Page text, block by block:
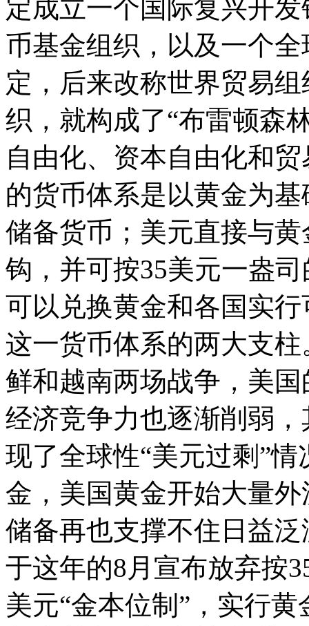
定成立一个国际复兴开
币基金组织，以及一个
定，后来改称世界贸易
织，就构成了“布雷顿森
自由化、资本自由化和
的货币体系是以黄金为
储备货币；美元直接与
钩，并可按35美元一盎
可以兑换黄金和各国实
这一货币体系的两大支
鲜和越南两场战争，美
经济竞争力也逐渐削弱
现了全球性“美元过剩”
金，美国黄金开始大量
储备再也支撑不住日益
于这年的8月宣布放弃按
美元“金本位制”，实行